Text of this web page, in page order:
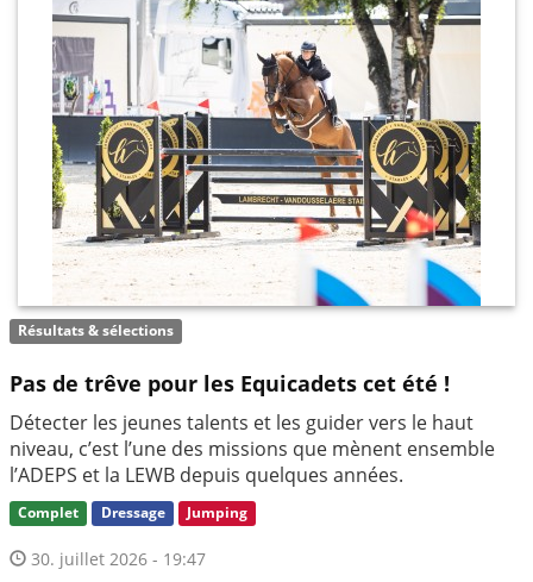
Résultats & sélections
Pas de trêve pour les Equicadets cet été !
Détecter les jeunes talents et les guider vers le haut
niveau, c’est l’une des missions que mènent ensemble
l’ADEPS et la LEWB depuis quelques années.
Complet Dressage Jumping
30. juillet 2026 - 19:47